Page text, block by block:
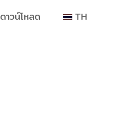
ดาวน์โหลด
TH